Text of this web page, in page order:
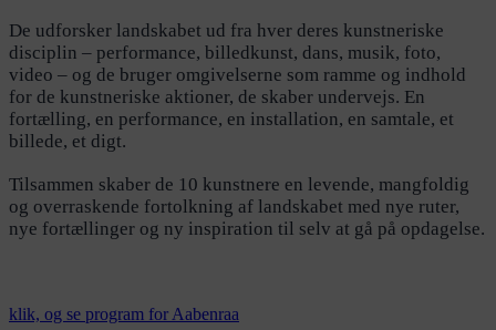
De udforsker landskabet ud fra hver deres kunstneriske
disciplin – performance, billedkunst, dans, musik, foto,
video – og de bruger omgivelserne som ramme og indhold
for de kunstneriske aktioner, de skaber undervejs. En
fortælling, en performance, en installation, en samtale, et
billede, et digt.
Tilsammen skaber de 10 kunstnere en levende, mangfoldig
og overraskende fortolkning af landskabet med nye ruter,
nye fortællinger og ny inspiration til selv at gå på opdagelse.
klik, og se program for Aabenraa